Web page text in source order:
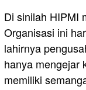
Di sinilah HIPMI
Organisasi ini
lahirnya
hanya mengejar
memiliki